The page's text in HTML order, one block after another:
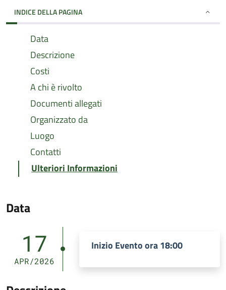
INDICE DELLA PAGINA
Data
Descrizione
Costi
A chi è rivolto
Documenti allegati
Organizzato da
Luogo
Contatti
Ulteriori Informazioni
Data
17
APR/2026
Inizio Evento ora 18:00